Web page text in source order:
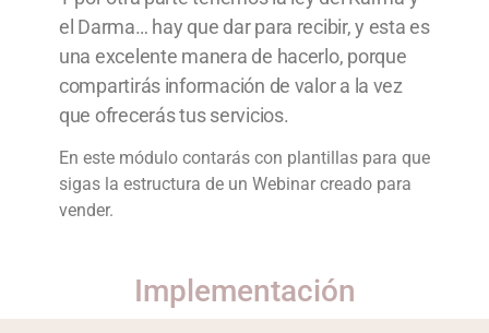
el Darma… hay que dar para recibir, y esta es
una excelente manera de hacerlo, porque
compartirás información de valor a la vez
que ofrecerás tus servicios.
En este módulo contarás con plantillas para que
sigas la estructura de un Webinar creado para
vender.
Implementación